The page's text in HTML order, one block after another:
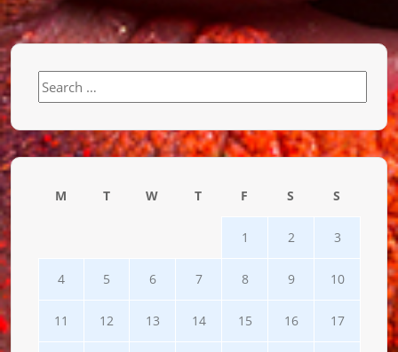
Search
for:
M T W T F S S
1 2 3
4 5 6 7 8 9 10
11 12 13 14 15 16 17